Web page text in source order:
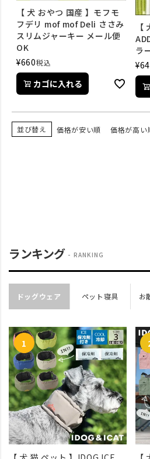
【 犬 おやつ 国産 】モフモ
フデリ mof mof Deli ささみ
スリムジャーキー メール便
OK
¥660税込
カゴに入れる
ラ
¥
並び替え 価格が安い順 価格が高い
ランキング RANKING
ドッグウェア ペット寝具 お